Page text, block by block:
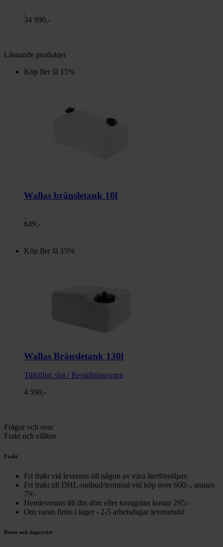
34 990,-
Liknande produkter
Köp fler få 15%
Wallas bränsletank 10l
649,-
Köp fler få 15%
Wallas Bränsletank 130l
Tillfälligt slut / Beställningsvara
4 590,-
Frågor och svar
Frakt och villkor
Frakt
Fri frakt vid leverans till någon av våra återförsäljare
Fri frakt till DHL-ombud/terminal vid köp över 600:-, annars
79:-
Hemleverans till din dörr eller tomtgräns kostar 295:-
Om varan finns i lager - 2-5 arbetsdagar leveranstid
Retur och ångerrätt